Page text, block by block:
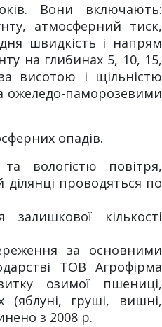
Вони включають:
атмосферний тиск,
швидкість і напрям
на глибинах 5, 10, 15,
висотою і щільністю
ожеледо-паморозевими
опадів.
вологістю повітря,
проводяться по
кількості
за основними
ТОВ Агрофірма
озимої пшениці,
(яблуні, груші, вишні,
з 2008 р.